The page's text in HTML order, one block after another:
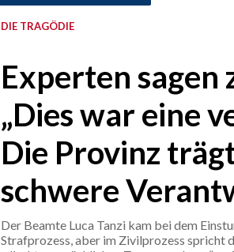
DIE TRAGÖDIE
Experten sagen
„Dies war eine
Die Provinz
schwere
Der Beamte Luca Tanzi kam bei dem
Strafprozess, aber im Zivilprozess spricht